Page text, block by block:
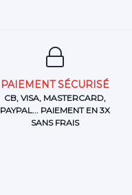
PAIEMENT SÉCURISÉ
CB, VISA, MASTERCARD,
PAYPAL... PAIEMENT EN 3X
SANS FRAIS